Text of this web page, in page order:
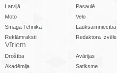
Latvijā Pasaulē
Moto
Velo
Smagā Tehnika
Lauksaimniecība
Reklāmraksti
Redaktora Izvēle
Vīriem
Drošība Avārijas
Akadēmija
Satiksme